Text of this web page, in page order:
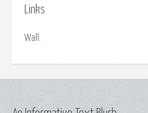
Links
Wall.